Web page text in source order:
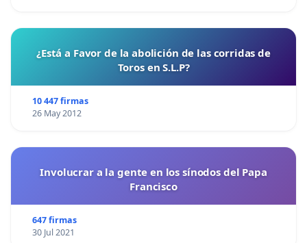
¿Está a Favor de la abolición de las corridas de
Toros en S.L.P?
10 447 firmas
26 May 2012
Involucrar a la gente en los sínodos del Papa
Francisco
647 firmas
30 Jul 2021